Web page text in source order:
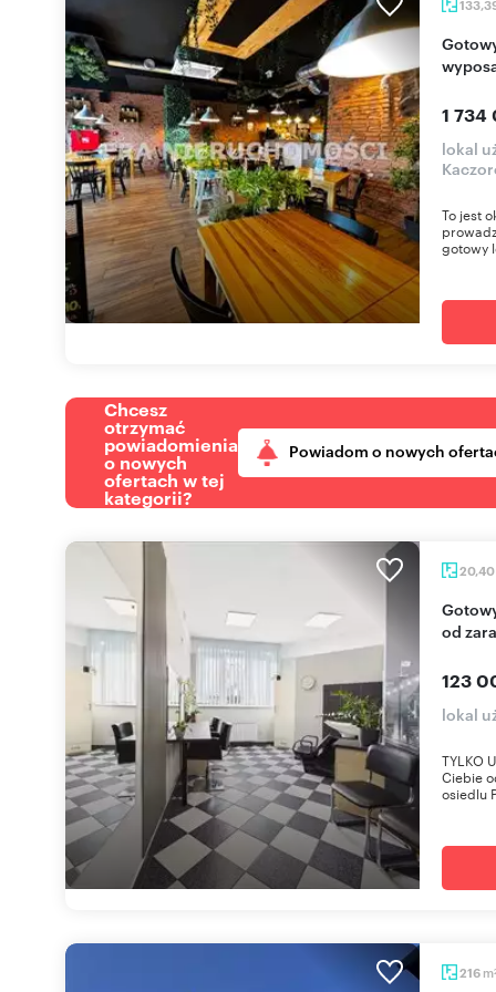
Gotowy lokal gastronomiczny z pełnym
1 734
lokal
To jest
gotowy
Chcesz
otrzymać
powiadomienia
o nowych
ofertach w tej
kategorii?
Powiadom o nowych
20,40
Gotowy salon fryzjerski 20,4 m² z wyposażeniem,
od
123
lokal
TYLKO
Ciebie
osiedlu
216 m